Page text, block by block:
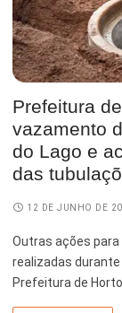
Prefeitura
vazamento
do Lago e
das
12 DE JUNHO DE
Outras ações
realizadas durante
Prefeitura de